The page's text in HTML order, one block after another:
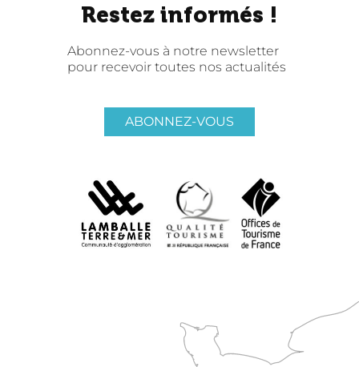
Restez informés !
Abonnez-vous à notre newsletter
pour recevoir toutes nos actualités
ABONNEZ-VOUS